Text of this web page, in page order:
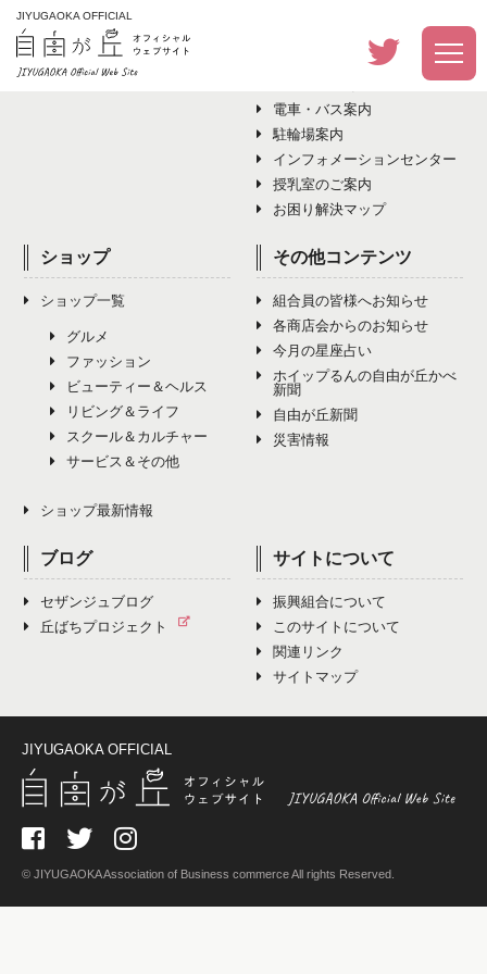
JIYUGAOKA OFFICIAL
イベント アクセス・その他
アクセス・その他トップ
電車・バス案内
駐輪場案内
インフォメーションセンター
授乳室のご案内
お困り解決マップ
ショップ
ショップ一覧
グルメ
ファッション
ビューティー＆ヘルス
リビング＆ライフ
スクール＆カルチャー
サービス＆その他
ショップ最新情報
その他コンテンツ
組合員の皆様へお知らせ
各商店会からのお知らせ
今月の星座占い
ホイップるんの自由が丘かべ
新聞
自由が丘新聞
災害情報
ブログ
セザンジュブログ
丘ばちプロジェクト
サイトについて
振興組合について
このサイトについて
関連リンク
サイトマップ
JIYUGAOKA OFFICIAL
© JIYUGAOKA Association of Business commerce All rights Reserved.